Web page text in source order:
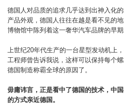
德国人对品质的追求几乎达到出神入化
产品外观，德国人往往在越是看不见的
博物馆中陈列着这一奢华汽车品牌的早期
上世纪20年代生产的一台星型发动机上
工程师曾告诉我说，这样可以保持每个
德国制造称霸全球的原因了。
毋庸讳言，正是看中了德国的技术，中
的方式亲近德国。